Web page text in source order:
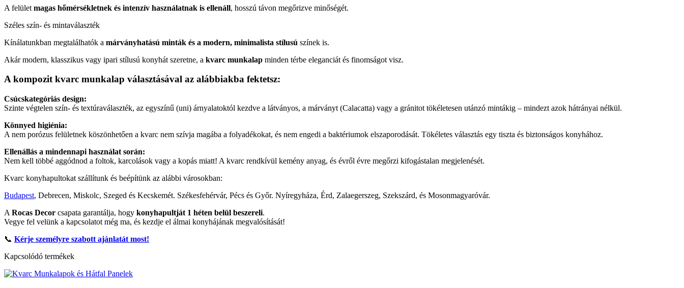
A felület magas hőmérsékletnek és intenzív használatnak is ellenáll, hosszú távon megőrizve minőségét.
Széles szín- és mintaválaszték
Kínálatunkban megtalálhatók a márványhatású minták és a modern, minimalista stílusú színek is.
Akár modern, klasszikus vagy ipari stílusú konyhát szeretne, a kvarc munkalap minden térbe eleganciát és finomságot visz.
A kompozit kvarc munkalap választásával az alábbiakba fektetsz:
Csúcskategóriás design:
Szinte végtelen szín- és textúraválaszték, az egyszínű (uni) árnyalatoktól kezdve a látványos, a márványt (Calacatta) vagy a gránitot tökéletesen utánzó mintákig – mindezt azok hátrányai nélkül.
Könnyed higiénia:
A nem porózus felületnek köszönhetően a kvarc nem szívja magába a folyadékokat, és nem engedi a baktériumok elszaporodását. Tökéletes választás egy tiszta és biztonságos konyhához.
Ellenállás a mindennapi használat során:
Nem kell többé aggódnod a foltok, karcolások vagy a kopás miatt! A kvarc rendkívül kemény anyag, és évről évre megőrzi kifogástalan megjelenését.
Kvarc konyhapultokat szállítunk és beépítünk az alábbi városokban:
Budapest, Debrecen, Miskolc, Szeged és Kecskemét. Székesfehérvár, Pécs és Győr. Nyíregyháza, Érd, Zalaegerszeg, Szekszárd, és Mosonmagyaróvár.
A Rocas Decor csapata garantálja, hogy konyhapultját 1 héten belül beszereli.
Vegye fel velünk a kapcsolatot még ma, és kezdje el álmai konyhájának megvalósítását!
📞 Kérje személyre szabott ajánlatát most!
Kapcsolódó termékek